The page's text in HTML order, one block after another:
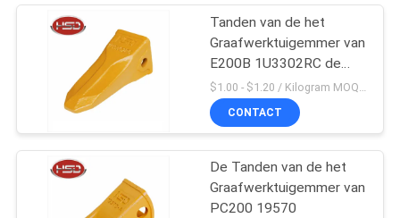
Tanden van de het
Graafwerktuigemmer van
E200B 1U3302RC de
Mini
$1.00 - $1.20 / Kilogram MOQ:100 Kilogram/Kilogram
CONTACT
De Tanden van de het
Graafwerktuigemmer van
PC200 19570